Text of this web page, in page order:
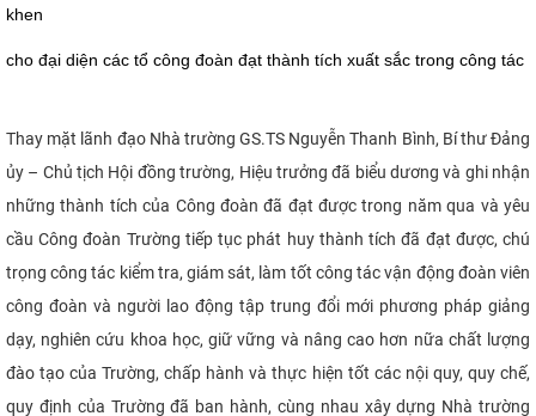
khen
cho đại diện các tổ công đoàn đạt thành tích xuất sắc trong công tác
Thay mặt lãnh đạo Nhà trường GS.TS Nguyễn Thanh Bình, Bí thư Đảng
ủy – Chủ tịch Hội đồng trường, Hiệu trưởng đã biểu dương và ghi nhận
những thành tích của Công đoàn đã đạt được trong năm qua và yêu
cầu Công đoàn Trường tiếp tục phát huy thành tích đã đạt được, chú
trọng công tác kiểm tra, giám sát, làm tốt công tác vận động đoàn viên
công đoàn và người lao động tập trung đổi mới phương pháp giảng
dạy, nghiên cứu khoa học, giữ vững và nâng cao hơn nữa chất lượng
đào tạo của Trường, chấp hành và thực hiện tốt các nội quy, quy chế,
quy định của Trường đã ban hành, cùng nhau xây dựng Nhà trường